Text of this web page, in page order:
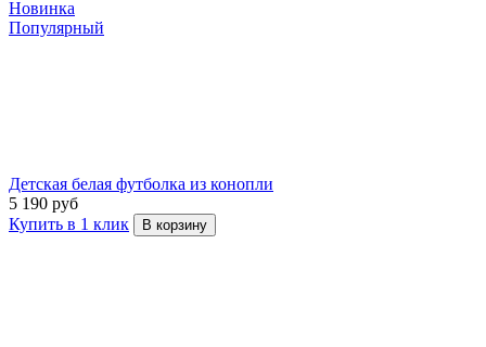
Новинка
Популярный
Детская белая футболка из конопли
5 190 руб
Купить в 1 клик
В корзину